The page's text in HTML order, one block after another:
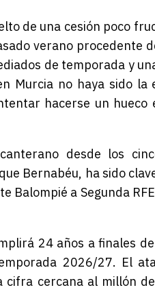
de una cesión poco
verano procedente
de temporada y
Murcia no haya sido la
hacerse un hueco
desde los
Bernabéu, ha sido
Balompié a Segunda
24 años a finales
2026/27. El
cercana al millón